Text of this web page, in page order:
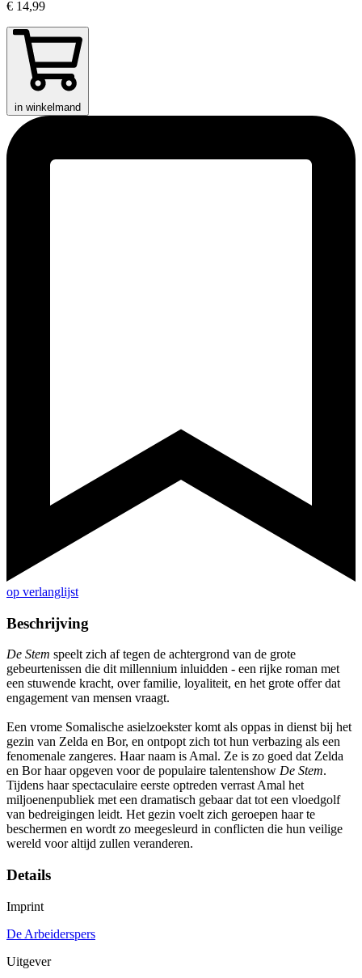
€ 14,99
in winkelmand
op verlanglijst
Beschrijving
De Stem speelt zich af tegen de achtergrond van de grote
gebeurtenissen die dit millennium inluidden - een rijke roman met
een stuwende kracht, over familie, loyaliteit, en het grote offer dat
engagement van mensen vraagt.
Een vrome Somalische asielzoekster komt als oppas in dienst bij het
gezin van Zelda en Bor, en ontpopt zich tot hun verbazing als een
fenomenale zangeres. Haar naam is Amal. Ze is zo goed dat Zelda
en Bor haar opgeven voor de populaire talentenshow De Stem.
Tijdens haar spectaculaire eerste optreden verrast Amal het
miljoenenpubliek met een dramatisch gebaar dat tot een vloedgolf
van bedreigingen leidt. Het gezin voelt zich geroepen haar te
beschermen en wordt zo meegesleurd in conflicten die hun veilige
wereld voor altijd zullen veranderen.
Details
Imprint
De Arbeiderspers
Uitgever